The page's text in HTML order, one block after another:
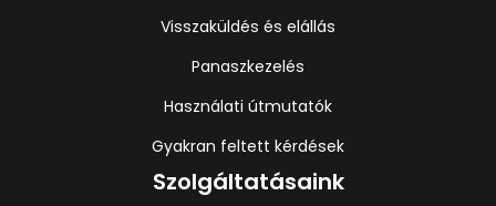
Visszaküldés és elállás
Panaszkezelés
Használati útmutatók
Gyakran feltett kérdések
Szolgáltatásaink